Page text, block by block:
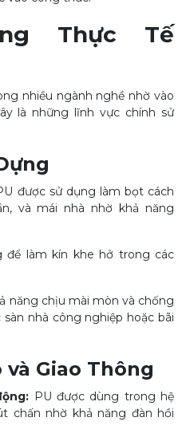
Thực Tế
nhiều ngành nghề nhờ vào
là những lĩnh vực chính sử
được sử dụng làm bọt cách
và mái nhà nhờ khả năng
để làm kín khe hở trong các
năng chịu mài mòn và chống
nhà công nghiệp hoặc bãi
và Giao Thông
PU được dùng trong hệ
chấn nhờ khả năng đàn hồi